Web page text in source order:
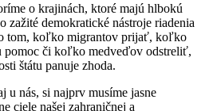
o krajinách, ktoré majú hlbokú
zažité demokratické nástroje riadenia
tom, koľko migrantov prijať, koľko
pomoc či koľko medveďov odstreliť,
štátu panuje zhoda.
nás, si najprv musíme jasne
ciele našej zahraničnej a